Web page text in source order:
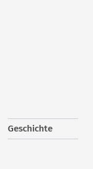
Geschichte